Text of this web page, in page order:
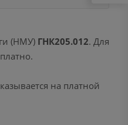
(НМУ) ГНК205.012. Для
на платной